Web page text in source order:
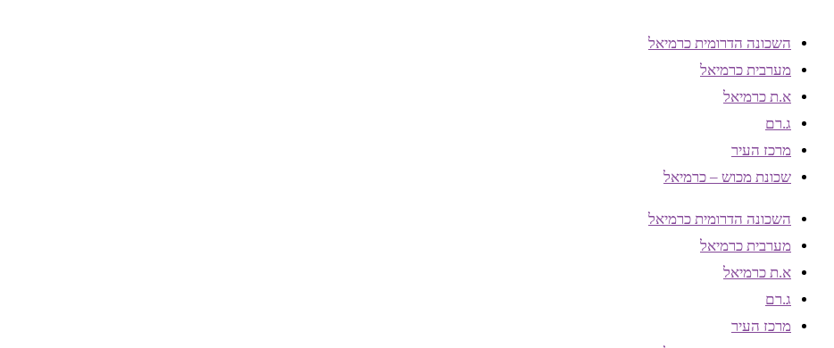
השכונה הדרומית כרמיאל
מערבית כרמיאל
א.ת כרמיאל
ג.רם
מרכז העיר
שכונת מכוש – כרמיאל
השכונה הדרומית כרמיאל
מערבית כרמיאל
א.ת כרמיאל
ג.רם
מרכז העיר